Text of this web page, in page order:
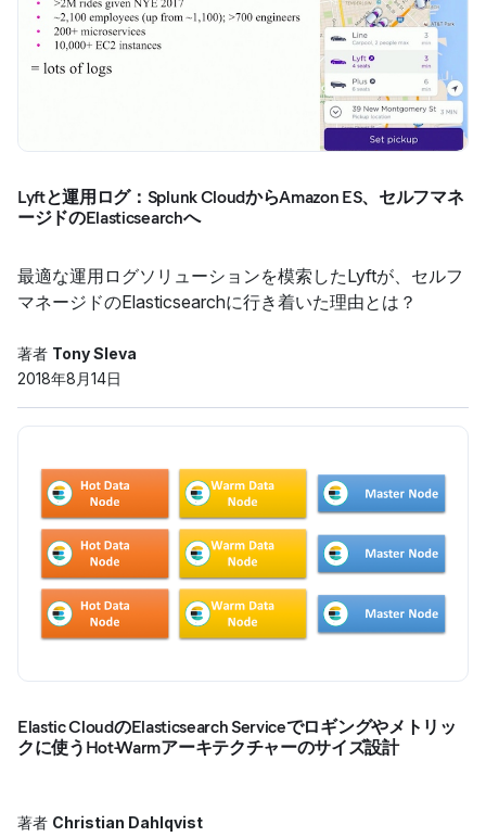
Lyftと運用ログ：Splunk CloudからAmazon ES、セルフマネ
ージドのElasticsearchへ
最適な運用ログソリューションを模索したLyftが、セルフ
マネージドのElasticsearchに行き着いた理由とは？
著者 Tony Sleva
2018年8月14日
Elastic CloudのElasticsearch Serviceでロギングやメトリッ
クに使うHot-Warmアーキテクチャーのサイズ設計
著者 Christian Dahlqvist